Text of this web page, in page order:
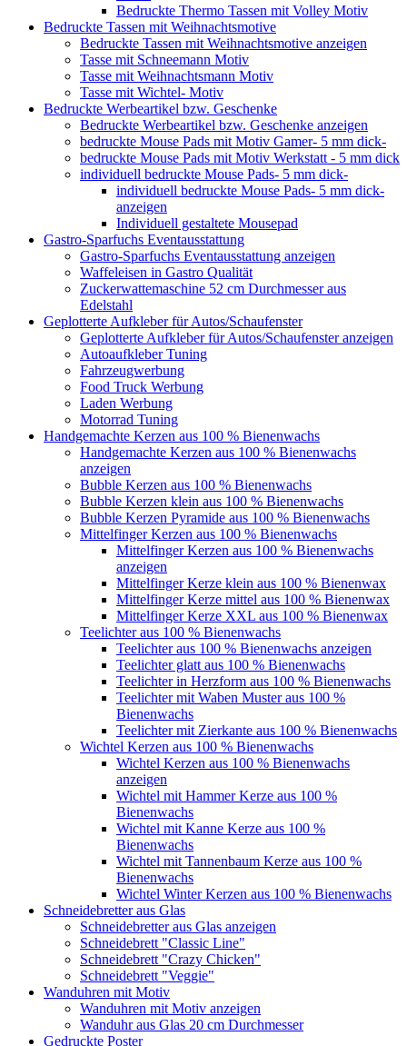
Bedruckte Thermo Tassen mit Volley Motiv
Bedruckte Tassen mit Weihnachtsmotive
Bedruckte Tassen mit Weihnachtsmotive anzeigen
Tasse mit Schneemann Motiv
Tasse mit Weihnachtsmann Motiv
Tasse mit Wichtel- Motiv
Bedruckte Werbeartikel bzw. Geschenke
Bedruckte Werbeartikel bzw. Geschenke anzeigen
bedruckte Mouse Pads mit Motiv Gamer- 5 mm dick-
bedruckte Mouse Pads mit Motiv Werkstatt - 5 mm dick
individuell bedruckte Mouse Pads- 5 mm dick-
individuell bedruckte Mouse Pads- 5 mm dick-
anzeigen
Individuell gestaltete Mousepad
Gastro-Sparfuchs Eventausstattung
Gastro-Sparfuchs Eventausstattung anzeigen
Waffeleisen in Gastro Qualität
Zuckerwattemaschine 52 cm Durchmesser aus
Edelstahl
Geplotterte Aufkleber für Autos/Schaufenster
Geplotterte Aufkleber für Autos/Schaufenster anzeigen
Autoaufkleber Tuning
Fahrzeugwerbung
Food Truck Werbung
Laden Werbung
Motorrad Tuning
Handgemachte Kerzen aus 100 % Bienenwachs
Handgemachte Kerzen aus 100 % Bienenwachs
anzeigen
Bubble Kerzen aus 100 % Bienenwachs
Bubble Kerzen klein aus 100 % Bienenwachs
Bubble Kerzen Pyramide aus 100 % Bienenwachs
Mittelfinger Kerzen aus 100 % Bienenwachs
Mittelfinger Kerzen aus 100 % Bienenwachs
anzeigen
Mittelfinger Kerze klein aus 100 % Bienenwax
Mittelfinger Kerze mittel aus 100 % Bienenwax
Mittelfinger Kerze XXL aus 100 % Bienenwax
Teelichter aus 100 % Bienenwachs
Teelichter aus 100 % Bienenwachs anzeigen
Teelichter glatt aus 100 % Bienenwachs
Teelichter in Herzform aus 100 % Bienenwachs
Teelichter mit Waben Muster aus 100 %
Bienenwachs
Teelichter mit Zierkante aus 100 % Bienenwachs
Wichtel Kerzen aus 100 % Bienenwachs
Wichtel Kerzen aus 100 % Bienenwachs
anzeigen
Wichtel mit Hammer Kerze aus 100 %
Bienenwachs
Wichtel mit Kanne Kerze aus 100 %
Bienenwachs
Wichtel mit Tannenbaum Kerze aus 100 %
Bienenwachs
Wichtel Winter Kerzen aus 100 % Bienenwachs
Schneidebretter aus Glas
Schneidebretter aus Glas anzeigen
Schneidebrett "Classic Line"
Schneidebrett "Crazy Chicken"
Schneidebrett "Veggie"
Wanduhren mit Motiv
Wanduhren mit Motiv anzeigen
Wanduhr aus Glas 20 cm Durchmesser
Gedruckte Poster